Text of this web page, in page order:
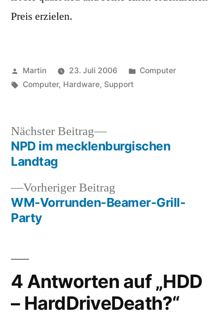
Preis erzielen.
Veröffentlicht
von
Martin 23. Juli 2006
Veröffentlicht
Computer
Schlagwörter:
Computer, Hardware, Support
Beitragsnavigation
Vorheriger Beitrag
Beitrag:
WM-Vorrunden-Beamer-Grill-
Party
Nächster Beitrag
Nächster
Beitrag:
NPD im mecklenburgischen
Landtag
4 Antworten auf „HDD
– HardDriveDeath?“